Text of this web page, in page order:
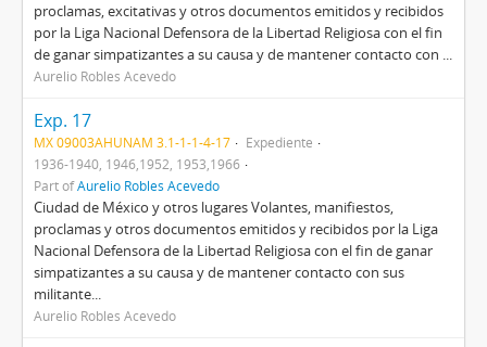
proclamas, excitativas y otros documentos emitidos y recibidos
por la Liga Nacional Defensora de la Libertad Religiosa con el fin
de ganar simpatizantes a su causa y de mantener contacto con ...
Aurelio Robles Acevedo
Exp. 17
MX 09003AHUNAM 3.1-1-1-4-17
Expediente
1936-1940, 1946,1952, 1953,1966
Part ofAurelio Robles Acevedo
Ciudad de México y otros lugares Volantes, manifiestos,
proclamas y otros documentos emitidos y recibidos por la Liga
Nacional Defensora de la Libertad Religiosa con el fin de ganar
simpatizantes a su causa y de mantener contacto con sus
militante...
Aurelio Robles Acevedo